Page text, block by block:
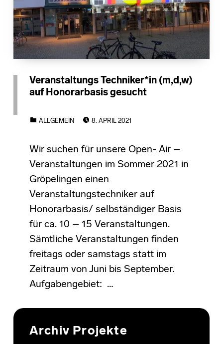
Veranstaltungs Techniker*in (m,d,w)
auf Honorarbasis gesucht
ALLGEMEIN
8. APRIL 2021
Wir suchen für unsere Open- Air –
Veranstaltungen im Sommer 2021 in
Gröpelingen einen
Veranstaltungstechniker auf
Honorarbasis/ selbständiger Basis
für ca. 10 – 15 Veranstaltungen.
Sämtliche Veranstaltungen finden
freitags oder samstags statt im
Zeitraum von Juni bis September.
Aufgabengebiet: …
Archiv Projekte